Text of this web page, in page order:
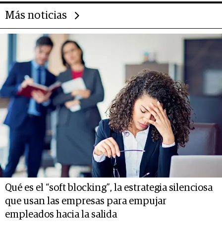
Más noticias
Qué es el “soft blocking”, la estrategia silenciosa
que usan las empresas para empujar
empleados hacia la salida